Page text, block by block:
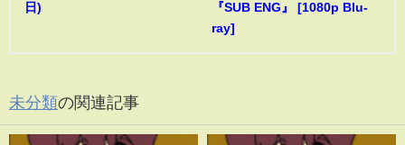
日)
『SUB ENG』 [1080p Blu-
ray]
未分類の関連記事